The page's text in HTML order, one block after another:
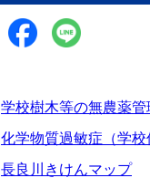
学校樹木等の無農薬管
化学物質過敏症（学校
長良川きけんマップ